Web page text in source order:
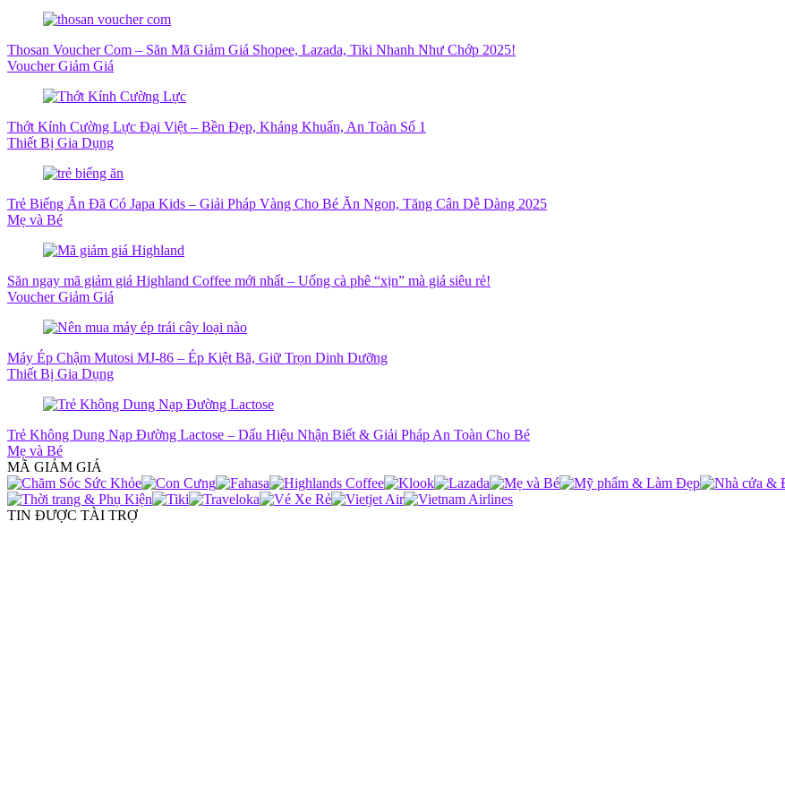
Thosan Voucher Com – Săn Mã Giảm Giá Shopee, Lazada, Tiki Nhanh Như Chớp 2025!
Voucher Giảm Giá
Thớt Kính Cường Lực Đại Việt – Bền Đẹp, Kháng Khuẩn, An Toàn Số 1
Thiết Bị Gia Dụng
Trẻ Biếng Ăn Đã Có Japa Kids – Giải Pháp Vàng Cho Bé Ăn Ngon, Tăng Cân Dễ Dàng 2025
Mẹ và Bé
Săn ngay mã giảm giá Highland Coffee mới nhất – Uống cà phê “xịn” mà giá siêu rẻ!
Voucher Giảm Giá
Máy Ép Chậm Mutosi MJ-86 – Ép Kiệt Bã, Giữ Trọn Dinh Dưỡng
Thiết Bị Gia Dụng
Trẻ Không Dung Nạp Đường Lactose – Dấu Hiệu Nhận Biết & Giải Pháp An Toàn Cho Bé
Mẹ và Bé
MÃ GIẢM GIÁ
TIN ĐƯỢC TÀI TRỢ